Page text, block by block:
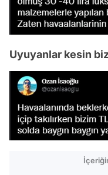
Uyuyanlar kesin